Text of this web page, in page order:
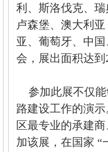
利、斯洛伐克、
卢森堡、澳大利
亚、葡萄牙、中
会，展出面积达到
参加此展不仅能
路建设工作的演
区最专业的承建
加该展，在国家 “